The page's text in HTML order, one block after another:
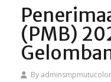
(PMB)
By